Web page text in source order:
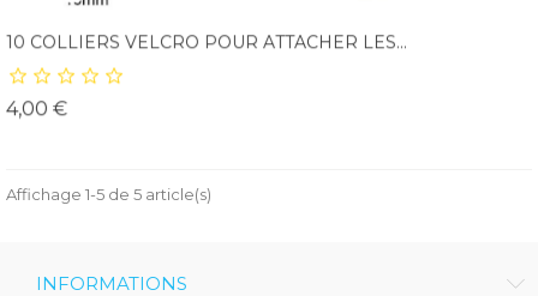
10 COLLIERS VELCRO POUR ATTACHER LES...
4,00 €Prix
Affichage 1-5 de 5 article(s)
INFORMATIONS